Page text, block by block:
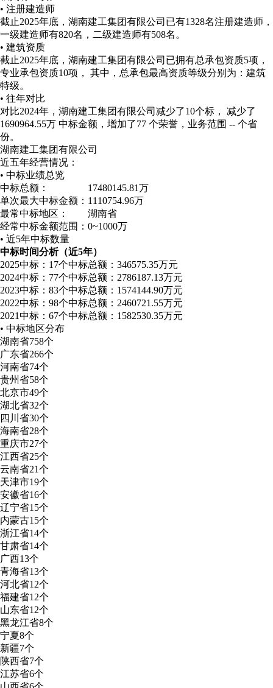
• 注册建造师
截止2025年底，湖南建工集团有限公司已有1328名注册建造师，
一级建造师有820名，二级建造师有508名。
• 建筑资质
截止2025年底，湖南建工集团有限公司已拥有总承包资质5项，
专业承包资质10项， 其中，总承包最高资质等级分别为：建筑
特级。
• 往年对比
对比2024年，湖南建工集团有限公司减少了10个标， 减少了
1690964.55万 中标金额，增加了77 个荣誉，业务范围 -- 个省
份。
湖南建工集团有限公司
近五年经营情况：
• 中标业绩总览
中标总额：
17480145.81万
单次最大中标金额： 1110754.96万
最常中标地区：
湖南省
经常中标金额范围： 0~1000万
• 近5年中标数量
中标时间分析（近5年）
2025中标：17个中标总额：346575.35万元
2024中标：77个中标总额：2786187.13万元
2023中标：83个中标总额：1574144.90万元
2022中标：98个中标总额：2460721.55万元
2021中标：67个中标总额：1582530.35万元
• 中标地区分布
湖南省758个
广东省266个
河南省74个
贵州省58个
北京市49个
湖北省32个
四川省30个
海南省28个
重庆市27个
江西省25个
云南省21个
天津市19个
安徽省16个
辽宁省15个
内蒙古15个
浙江省14个
甘肃省14个
广西13个
青海省13个
河北省12个
福建省12个
山东省12个
黑龙江省8个
宁夏8个
新疆7个
陕西省7个
江苏省6个